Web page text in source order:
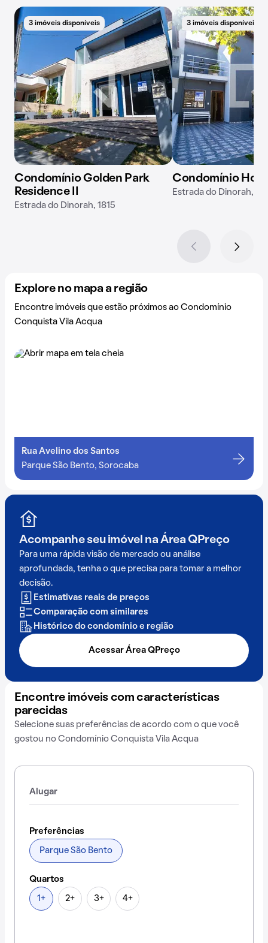
3 imóveis disponíveis
Condomínio Golden Park
Residence II
Estrada do Dinorah, 1815
3 imóveis disponíveis
Condomínio
Estrada do Dinorah,
Explore no mapa a região
Encontre imóveis que estão próximos ao Condomínio
Conquista Vila Acqua
Rua Avelino dos Santos
Parque São Bento, Sorocaba
Acompanhe seu imóvel na Área QPreço
Para uma rápida visão de mercado ou análise
aprofundada, tenha o que precisa para tomar a melhor
decisão.
Estimativas reais de preços
Comparação com similares
Histórico do condomínio e região
Acessar Área QPreço
Encontre imóveis com características
parecidas
Selecione suas preferências de acordo com o que você
gostou no Condomínio Conquista Vila Acqua
Alugar
Preferências
Parque São Bento
Quartos
1+ 2+ 3+ 4+